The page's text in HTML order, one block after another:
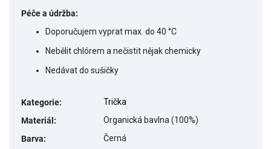
Péče a údržba:
Doporučujem vyprat max. do 40 °C
Nebělit chlórem a nečistit nějak chemicky
Nedávat do sušičky
Kategorie:
Trička
Materiál :
Organická bavlna (100%)
Barva:
Černá